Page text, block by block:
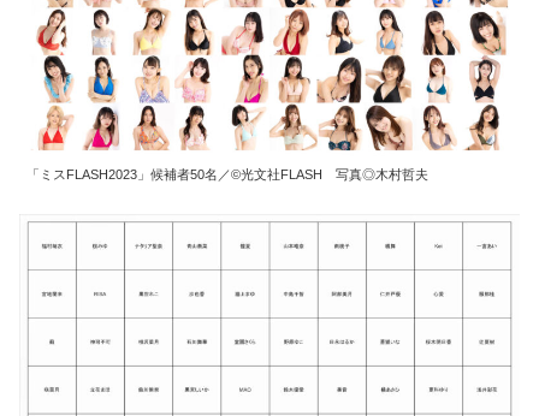
「ミスFLASH2023」候補者50名／©光文社FLASH 写真◎木村哲夫